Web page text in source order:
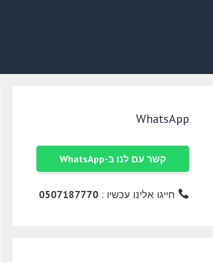
WhatsApp
קשר עם לנו ב-WhatsApp
חייגו אלינו עכשיו :0507187770